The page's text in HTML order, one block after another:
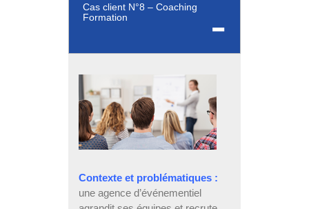
Cas client N°8 – Coaching
Formation
Contexte et problématiques :
une agence d’événementiel